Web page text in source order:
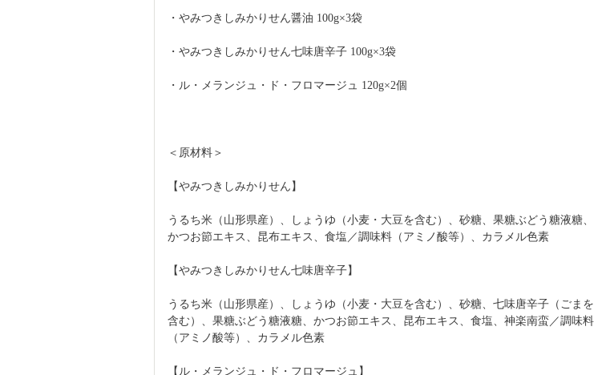
・やみつきしみかりせん醤油 100g×3袋
・やみつきしみかりせん七味唐辛子 100g×3袋
・ル・メランジュ・ド・フロマージュ 120g×2個
＜原材料＞
【やみつきしみかりせん】
うるち米（山形県産）、しょうゆ（小麦・大豆を含む）、砂糖、果糖ぶどう糖液糖、
かつお節エキス、昆布エキス、食塩／調味料（アミノ酸等）、カラメル色素
【やみつきしみかりせん七味唐辛子】
うるち米（山形県産）、しょうゆ（小麦・大豆を含む）、砂糖、七味唐辛子（ごまを
含む）、果糖ぶどう糖液糖、かつお節エキス、昆布エキス、食塩、神楽南蛮／調味料
（アミノ酸等）、カラメル色素
【ル・メランジュ・ド・フロマージュ】